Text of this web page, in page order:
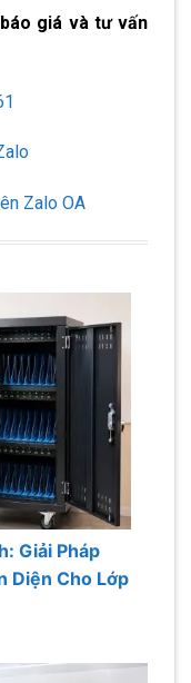
giá và tư vấn
Zalo OA
Giải Pháp
Diện Cho Lớp